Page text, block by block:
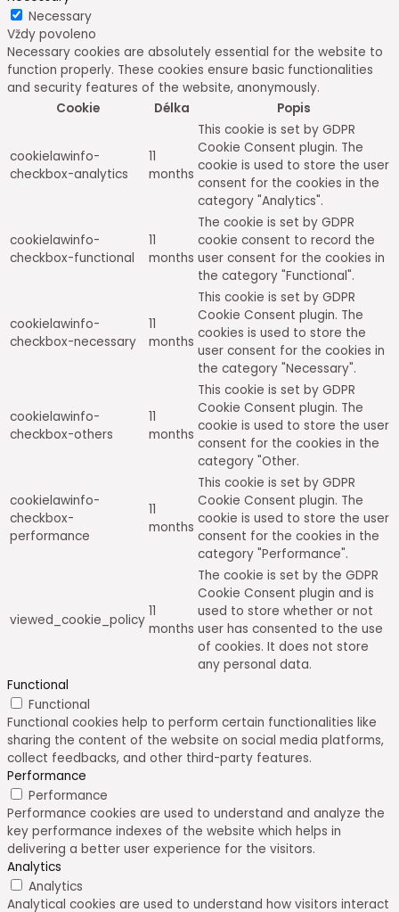
Necessary
Vždy povoleno
Necessary cookies are absolutely essential for the website to
function properly. These cookies ensure basic functionalities
and security features of the website, anonymously.
Cookie
Délka Popis
cookielawinfo-
checkbox-analytics
11
months
This cookie is set by GDPR
Cookie Consent plugin. The
cookie is used to store the user
consent for the cookies in the
category "Analytics".
cookielawinfo-
checkbox-functional
11
months
The cookie is set by GDPR
cookie consent to record the
user consent for the cookies in
the category "Functional".
cookielawinfo-
checkbox-necessary
11
months
This cookie is set by GDPR
Cookie Consent plugin. The
cookies is used to store the
user consent for the cookies in
the category "Necessary".
cookielawinfo-
checkbox-others
11
months
This cookie is set by GDPR
Cookie Consent plugin. The
cookie is used to store the user
consent for the cookies in the
category "Other.
cookielawinfo-
checkbox-
performance
11
months
This cookie is set by GDPR
Cookie Consent plugin. The
cookie is used to store the user
consent for the cookies in the
category "Performance".
viewed_cookie_policy
11
months
The cookie is set by the GDPR
Cookie Consent plugin and is
used to store whether or not
user has consented to the use
of cookies. It does not store
any personal data.
Functional
Functional
Functional cookies help to perform certain functionalities like
sharing the content of the website on social media platforms,
collect feedbacks, and other third-party features.
Performance
Performance
Performance cookies are used to understand and analyze the
key performance indexes of the website which helps in
delivering a better user experience for the visitors.
Analytics
Analytics
Analytical cookies are used to understand how visitors interact